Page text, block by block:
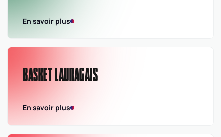
En savoir plus
BASKET LAURAGAIS
En savoir plus